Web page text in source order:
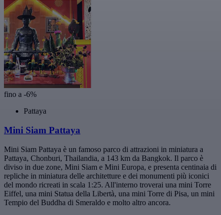
fino a -6%
Pattaya
Mini Siam Pattaya
Mini Siam Pattaya è un famoso parco di attrazioni in miniatura a
Pattaya, Chonburi, Thailandia, a 143 km da Bangkok. Il parco è
diviso in due zone, Mini Siam e Mini Europa, e presenta centinaia di
repliche in miniatura delle architetture e dei monumenti più iconici
del mondo ricreati in scala 1:25. All'interno troverai una mini Torre
Eiffel, una mini Statua della Libertà, una mini Torre di Pisa, un mini
Tempio del Buddha di Smeraldo e molto altro ancora.